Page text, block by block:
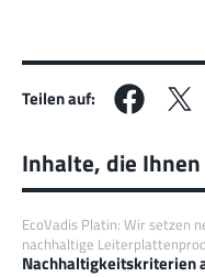
Teilen auf:
Inhalte, die
EcoVadis Platin: Wir setzen
nachhaltige
Nachhaltigkeitskriterien